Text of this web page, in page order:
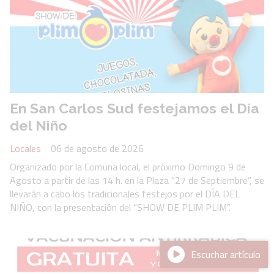
En San Carlos Sud festejamos el Día
del Niño
Locales
06 de agosto de 2026
Organizado por la Comuna local, el próximo Domingo 9 de
Agosto a partir de las 14 h. en la Plaza “27 de Septiembre”, se
llevarán a cabo los tradicionales festejos por el DÍA DEL
NIÑO, con la presentación del “SHOW DE PLIM PLIM”.
Escuchar artículo